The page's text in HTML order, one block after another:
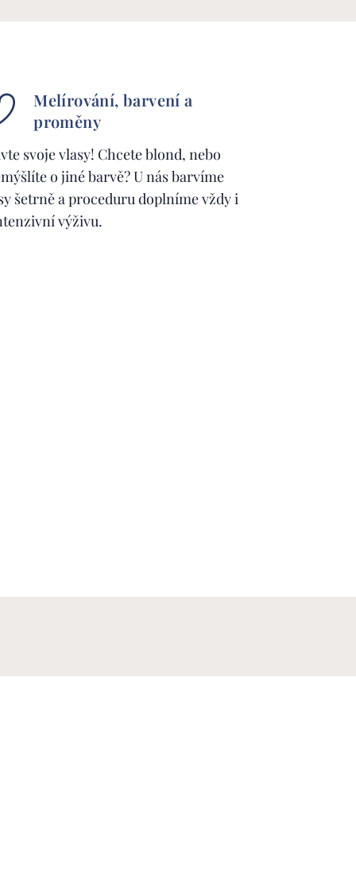
Melírování, barvení a
proměny
svoje vlasy! Chcete blond, nebo
o jiné barvě? U nás barvíme
šetrně a proceduru doplníme vždy i
výživu.